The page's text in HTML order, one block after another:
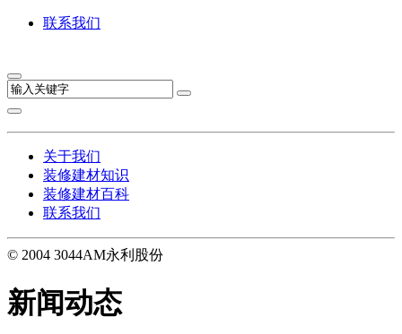
联系我们
关于我们
装修建材知识
装修建材百科
联系我们
© 2004 3044AM永利股份
新闻动态